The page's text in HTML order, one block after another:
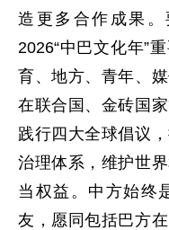
造更多合作成果
2026“中巴文化年”
育、地方、青年、
在联合国、金砖国
践行四大全球倡议
治理体系，维护世
当权益。中方始终
友，愿同包括巴方